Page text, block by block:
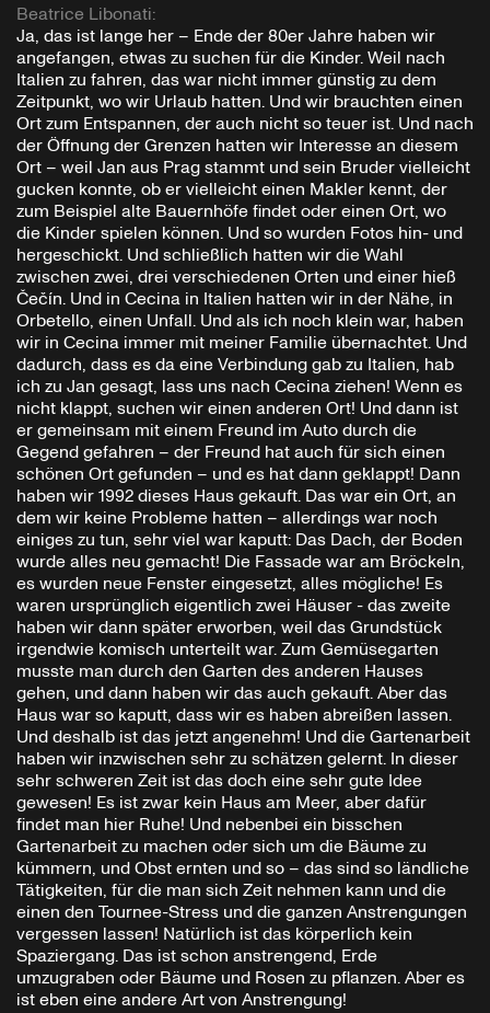
Beatrice Libonati:
Ja, das ist lange her – Ende der 80er Jahre haben wir
angefangen, etwas zu suchen für die Kinder. Weil nach
Italien zu fahren, das war nicht immer günstig zu dem
Zeitpunkt, wo wir Urlaub hatten. Und wir brauchten einen
Ort zum Entspannen, der auch nicht so teuer ist. Und nach
der Öffnung der Grenzen hatten wir Interesse an diesem
Ort – weil Jan aus Prag stammt und sein Bruder vielleicht
gucken konnte, ob er vielleicht einen Makler kennt, der
zum Beispiel alte Bauernhöfe findet oder einen Ort, wo
die Kinder spielen können. Und so wurden Fotos hin- und
hergeschickt. Und schließlich hatten wir die Wahl
zwischen zwei, drei verschiedenen Orten und einer hieß
Čečín. Und in Cecina in Italien hatten wir in der Nähe, in
Orbetello, einen Unfall. Und als ich noch klein war, haben
wir in Cecina immer mit meiner Familie übernachtet. Und
dadurch, dass es da eine Verbindung gab zu Italien, hab
ich zu Jan gesagt, lass uns nach Cecina ziehen! Wenn es
nicht klappt, suchen wir einen anderen Ort! Und dann ist
er gemeinsam mit einem Freund im Auto durch die
Gegend gefahren – der Freund hat auch für sich einen
schönen Ort gefunden – und es hat dann geklappt! Dann
haben wir 1992 dieses Haus gekauft. Das war ein Ort, an
dem wir keine Probleme hatten – allerdings war noch
einiges zu tun, sehr viel war kaputt: Das Dach, der Boden
wurde alles neu gemacht! Die Fassade war am Bröckeln,
es wurden neue Fenster eingesetzt, alles mögliche! Es
waren ursprünglich eigentlich zwei Häuser - das zweite
haben wir dann später erworben, weil das Grundstück
irgendwie komisch unterteilt war. Zum Gemüsegarten
musste man durch den Garten des anderen Hauses
gehen, und dann haben wir das auch gekauft. Aber das
Haus war so kaputt, dass wir es haben abreißen lassen.
Und deshalb ist das jetzt angenehm! Und die Gartenarbeit
haben wir inzwischen sehr zu schätzen gelernt. In dieser
sehr schweren Zeit ist das doch eine sehr gute Idee
gewesen! Es ist zwar kein Haus am Meer, aber dafür
findet man hier Ruhe! Und nebenbei ein bisschen
Gartenarbeit zu machen oder sich um die Bäume zu
kümmern, und Obst ernten und so – das sind so ländliche
Tätigkeiten, für die man sich Zeit nehmen kann und die
einen den Tournee-Stress und die ganzen Anstrengungen
vergessen lassen! Natürlich ist das körperlich kein
Spaziergang. Das ist schon anstrengend, Erde
umzugraben oder Bäume und Rosen zu pflanzen. Aber es
ist eben eine andere Art von Anstrengung!